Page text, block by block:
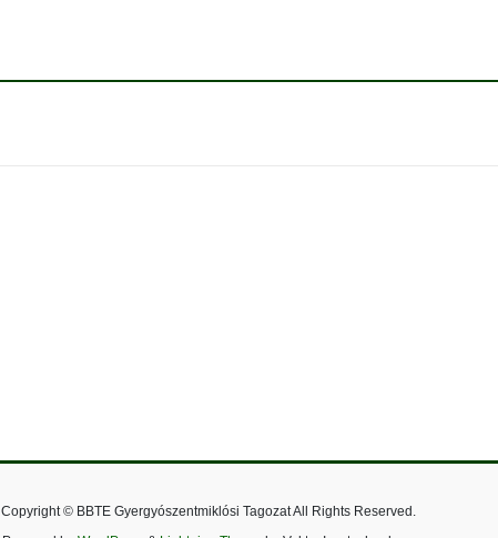
Copyright © BBTE Gyergyószentmiklósi Tagozat All Rights Reserved.